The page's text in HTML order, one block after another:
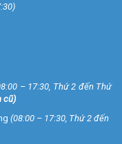
– 17:30, Thứ 2 đến Thứ
cũ)
(08:00 – 17:30, Thứ 2 đến